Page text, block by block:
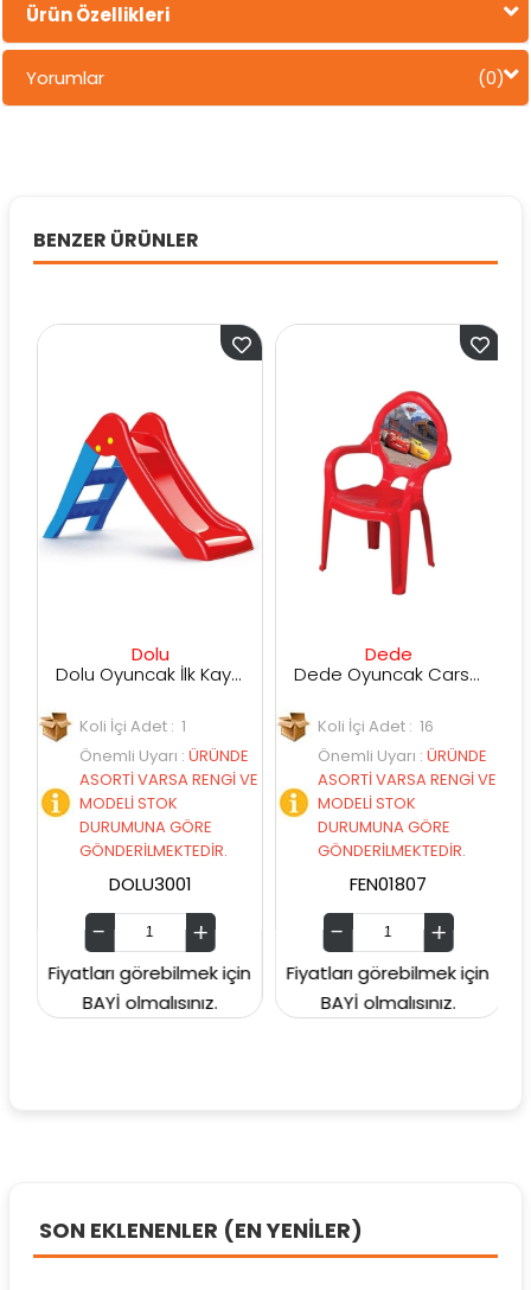
Ürün Özellikleri
Yorumlar (0)
BENZER ÜRÜNLER
Dolu
Dolu Oyuncak İlk Kaydırağım Katlanır Çocuk Kaydırak 3001
Koli İçi Adet : 1
Önemli Uyarı:ÜRÜNDE
ASORTİ VARSA RENGİ VE
MODELİ STOK
DURUMUNA GÖRE
GÖNDERİLMEKTEDİR.
DOLU3001
Fiyatları görebilmek için
BAYİ olmalısınız.
Dede
Dede Oyuncak Cars Çocuk Koltuğu
Koli İçi Adet : 16
Önemli Uyarı:ÜRÜNDE
ASORTİ VARSA RENGİ VE
MODELİ STOK
DURUMUNA GÖRE
GÖNDERİLMEKTEDİR.
FEN01807
Fiyatları görebilmek için
BAYİ olmalısınız.
SON EKLENENLER (EN YENİLER)